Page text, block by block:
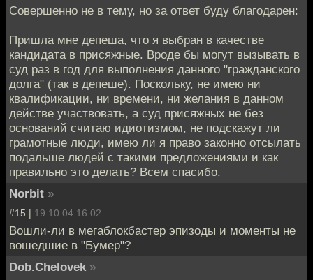
Совершенно не в тему, но за ответ буду благодарен:
Пришла мне депеша, что я выбран в качестве
кандидата в присяжные. Вроде бы могут вызывать в
суд раз в год для выполнения данного "гражданского
долга" (так в депеше). Поскольку, не имею ни
квалификации, ни времени, ни желания в данном
действе участвовать, а суд присяжных не без
оснований считаю идиотизмом, не подскажут ли
грамотные люди, имею ли я право законно отсылать
подальше людей с такими предложениями и как
правильно это делать? Всем спасибо.
Norbit »
#15 | 19.10.04 16:02
Вошли-ли в мегаблокбастер эпизоды и моменты не
вошедшие в "Бумер"?
Dob.Chelovek »